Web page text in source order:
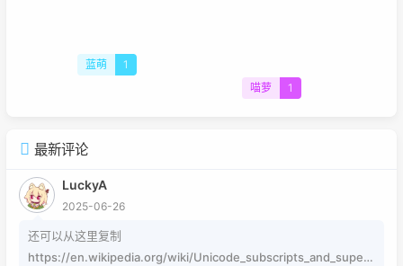
喵萝 1
蓝萌 1
最新评论
LuckyA
2025-06-26
还可以从这里复制
https://en.wikipedia.org/wiki/Unicode_subscripts_and_supers